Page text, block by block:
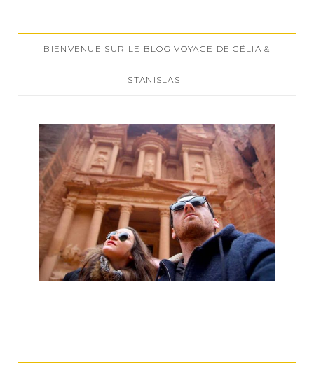
c
h
:
BIENVENUE SUR LE BLOG VOYAGE DE CÉLIA &
STANISLAS !